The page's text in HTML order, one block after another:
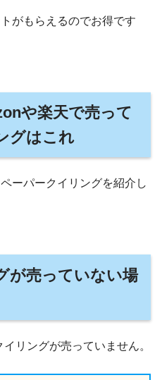
がもらえるのでお得です
や楽天で売って
グはこれ
ーパークイリングを紹介し
が売っていない場
リングが売っていません。